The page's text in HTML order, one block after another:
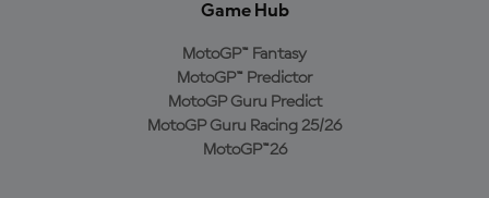
Game Hub
MotoGP™ Fantasy
MotoGP™ Predictor
MotoGP Guru Predict
MotoGP Guru Racing 25/26
MotoGP™26